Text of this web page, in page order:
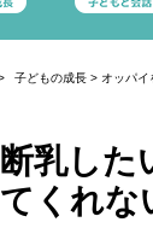
子どもの成長 > オッパイ
断乳した
てくれな